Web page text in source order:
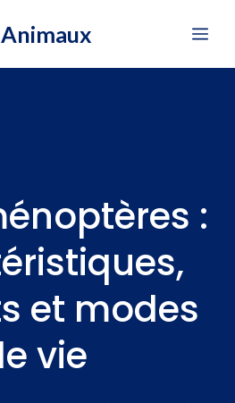
:
et modes
vie